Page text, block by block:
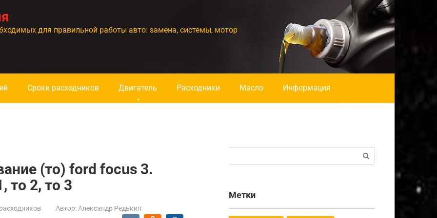
для правильной работы авто: замена, системы, мотор
Сроки расходников Двигатель Расходники Масло Информация
(то) ford focus 3.
то 2, то 3
Автор: Александр Редькин
Метки